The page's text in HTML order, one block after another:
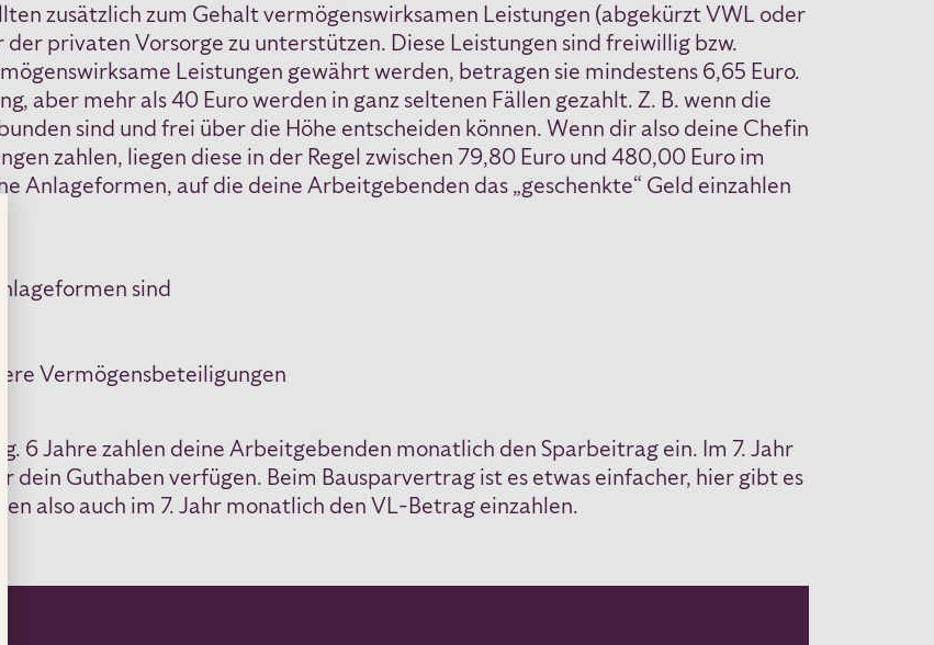
zusätzlich zum Gehalt vermögenswirksamen Leistungen (abgekürzt VWL oder
privaten Vorsorge zu unterstützen. Diese Leistungen sind freiwillig bzw.
Leistungen gewährt werden, betragen sie mindestens 6,65 Euro.
aber mehr als 40 Euro werden in ganz seltenen Fällen gezahlt. Z. B. wenn die
sind und frei über die Höhe entscheiden können. Wenn dir also deine Chefin
zahlen, liegen diese in der Regel zwischen 79,80 Euro und 480,00 Euro im
Anlageformen, auf die deine Arbeitgebenden das „geschenkte“ Geld einzahlen
sind
Vermögensbeteiligungen
6 Jahre zahlen deine Arbeitgebenden monatlich den Sparbeitrag ein. Im 7. Jahr
Guthaben verfügen. Beim Bausparvertrag ist es etwas einfacher, hier gibt es
also auch im 7. Jahr monatlich den VL-Betrag einzahlen.